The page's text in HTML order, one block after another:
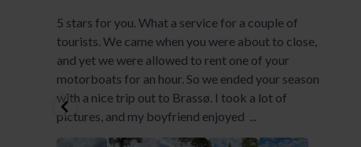
5 stars for you. What a service for a couple of
tourists. We came when you were about to close,
and yet we were allowed to rent one of your
motorboats for an hour. So we ended your season
with a nice trip out to Brassø. I took a lot of
pictures, and my boyfriend enjoyed ...